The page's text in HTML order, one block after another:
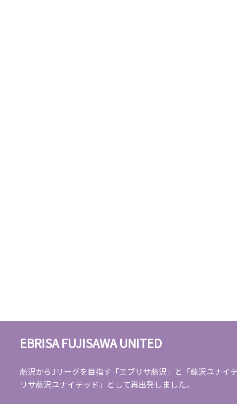
EBRISA FUJISAWA UNITED
藤沢からJリーグを目指す「エブリサ藤沢」と「藤沢ユナ
リサ藤沢ユナイテッド」として再出発しました。